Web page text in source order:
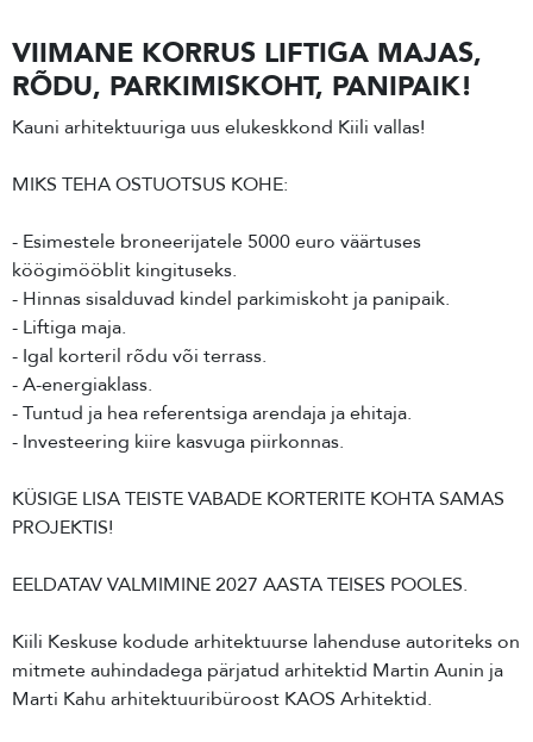
VIIMANE KORRUS LIFTIGA MAJAS,
RÕDU, PARKIMISKOHT, PANIPAIK!
Kauni arhitektuuriga uus elukeskkond Kiili vallas!
MIKS TEHA OSTUOTSUS KOHE:
- Esimestele broneerijatele 5000 euro väärtuses
köögimööblit kingituseks.
- Hinnas sisalduvad kindel parkimiskoht ja panipaik.
- Liftiga maja.
- Igal korteril rõdu või terrass.
- A-energiaklass.
- Tuntud ja hea referentsiga arendaja ja ehitaja.
- Investeering kiire kasvuga piirkonnas.
KÜSIGE LISA TEISTE VABADE KORTERITE KOHTA SAMAS
PROJEKTIS!
EELDATAV VALMIMINE 2027 AASTA TEISES POOLES.
Kiili Keskuse kodude arhitektuurse lahenduse autoriteks on
mitmete auhindadega pärjatud arhitektid Martin Aunin ja
Marti Kahu arhitektuuribüroost KAOS Arhitektid.